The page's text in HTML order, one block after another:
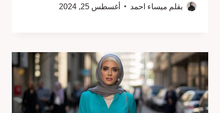
بقلم ميساء احمد أغسطس 25, 2024